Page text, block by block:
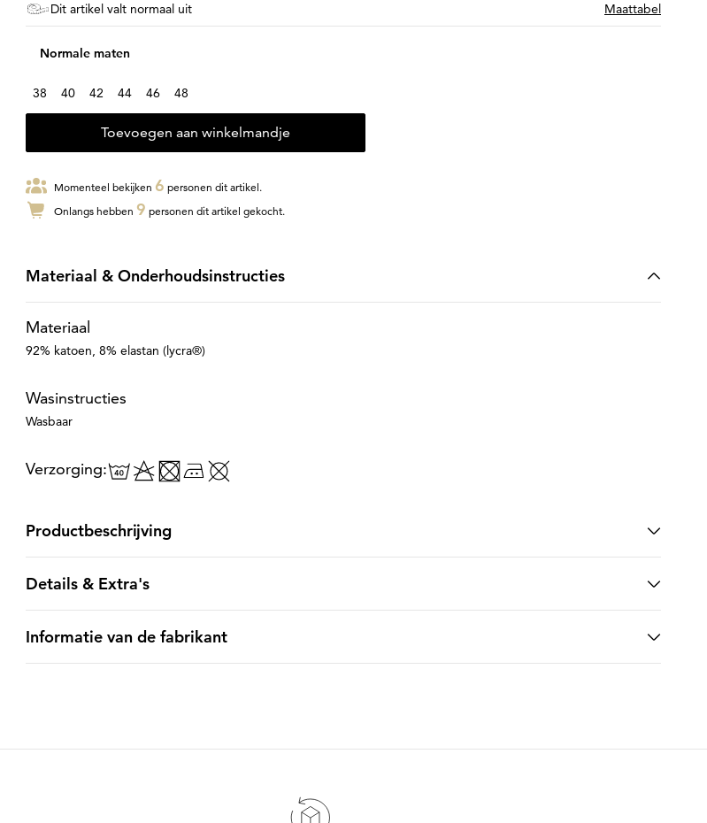
Dit artikel valt normaal uit Maattabel
Normale maten
38 40 42 44 46 48
Toevoegen aan winkelmandje
Momenteel bekijken 6 personen dit artikel.
Onlangs hebben 9 personen dit artikel gekocht.
Materiaal & Onderhoudsinstructies
Materiaal
92% katoen, 8% elastan (lycra®)
Wasinstructies
Wasbaar
Verzorging:
Productbeschrijving
Details & Extra's
Informatie van de fabrikant